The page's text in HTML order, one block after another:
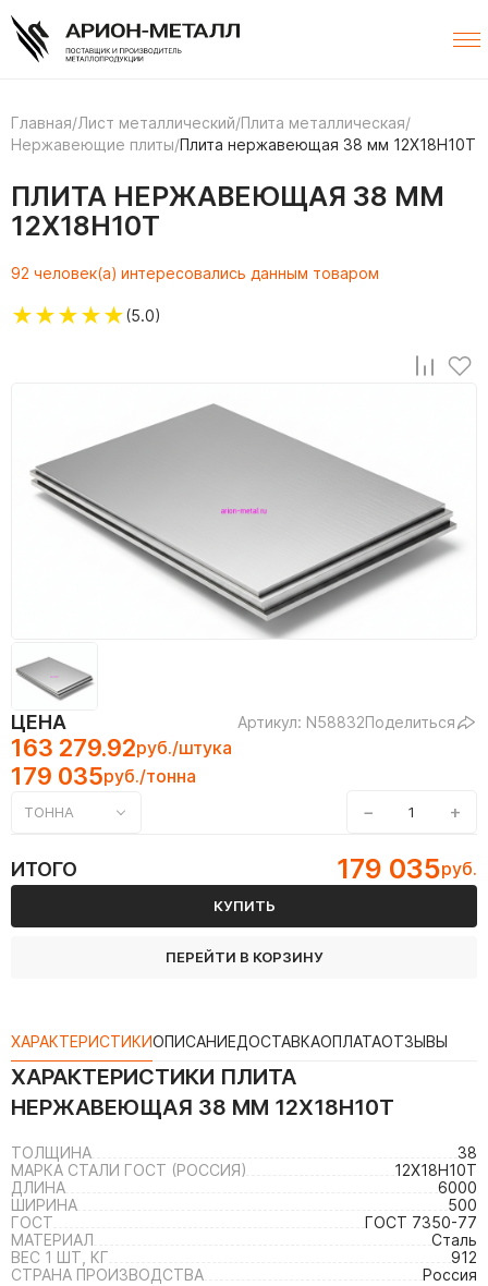
Главная/Лист металлический/Плита металлическая/
Нержавеющие плиты/Плита нержавеющая 38 мм 12Х18Н10Т
ПЛИТА НЕРЖАВЕЮЩАЯ 38 ММ
12Х18Н10Т
92 человек(а) интересовались данным товаром
★★★★★(5.0)
ЦЕНА Артикул: N58832Поделиться
163 279.92руб./штука
179 035руб./тонна
ТОННА − +
ИТОГО 179 035руб.
КУПИТЬ
ПЕРЕЙТИ В КОРЗИНУ
ХАРАКТЕРИСТИКИОПИСАНИЕДОСТАВКАОПЛАТАОТЗЫВЫ
ХАРАКТЕРИСТИКИ ПЛИТА
НЕРЖАВЕЮЩАЯ 38 ММ 12Х18Н10Т
ТОЛЩИНА
38
МАРКА СТАЛИ ГОСТ (РОССИЯ)
12Х18Н10Т
ДЛИНА
6000
ШИРИНА
500
ГОСТ
ГОСТ 7350-77
МАТЕРИАЛ
Сталь
ВЕС 1 ШТ, КГ
912
СТРАНА ПРОИЗВОДСТВА
Россия